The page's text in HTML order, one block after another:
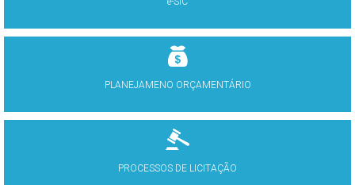
PLANEJAMENO ORÇAMENTÁRIO
PROCESSOS DE LICITAÇÃO